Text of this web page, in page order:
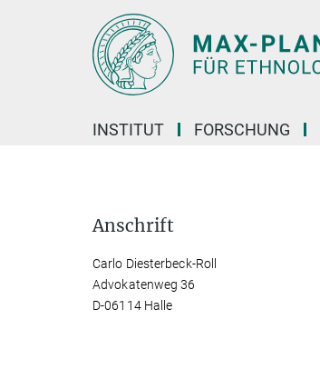
INSTITUT FORSCHUNG
Anschrift
Carlo Diesterbeck-Roll
Advokatenweg 36
D-06114 Halle